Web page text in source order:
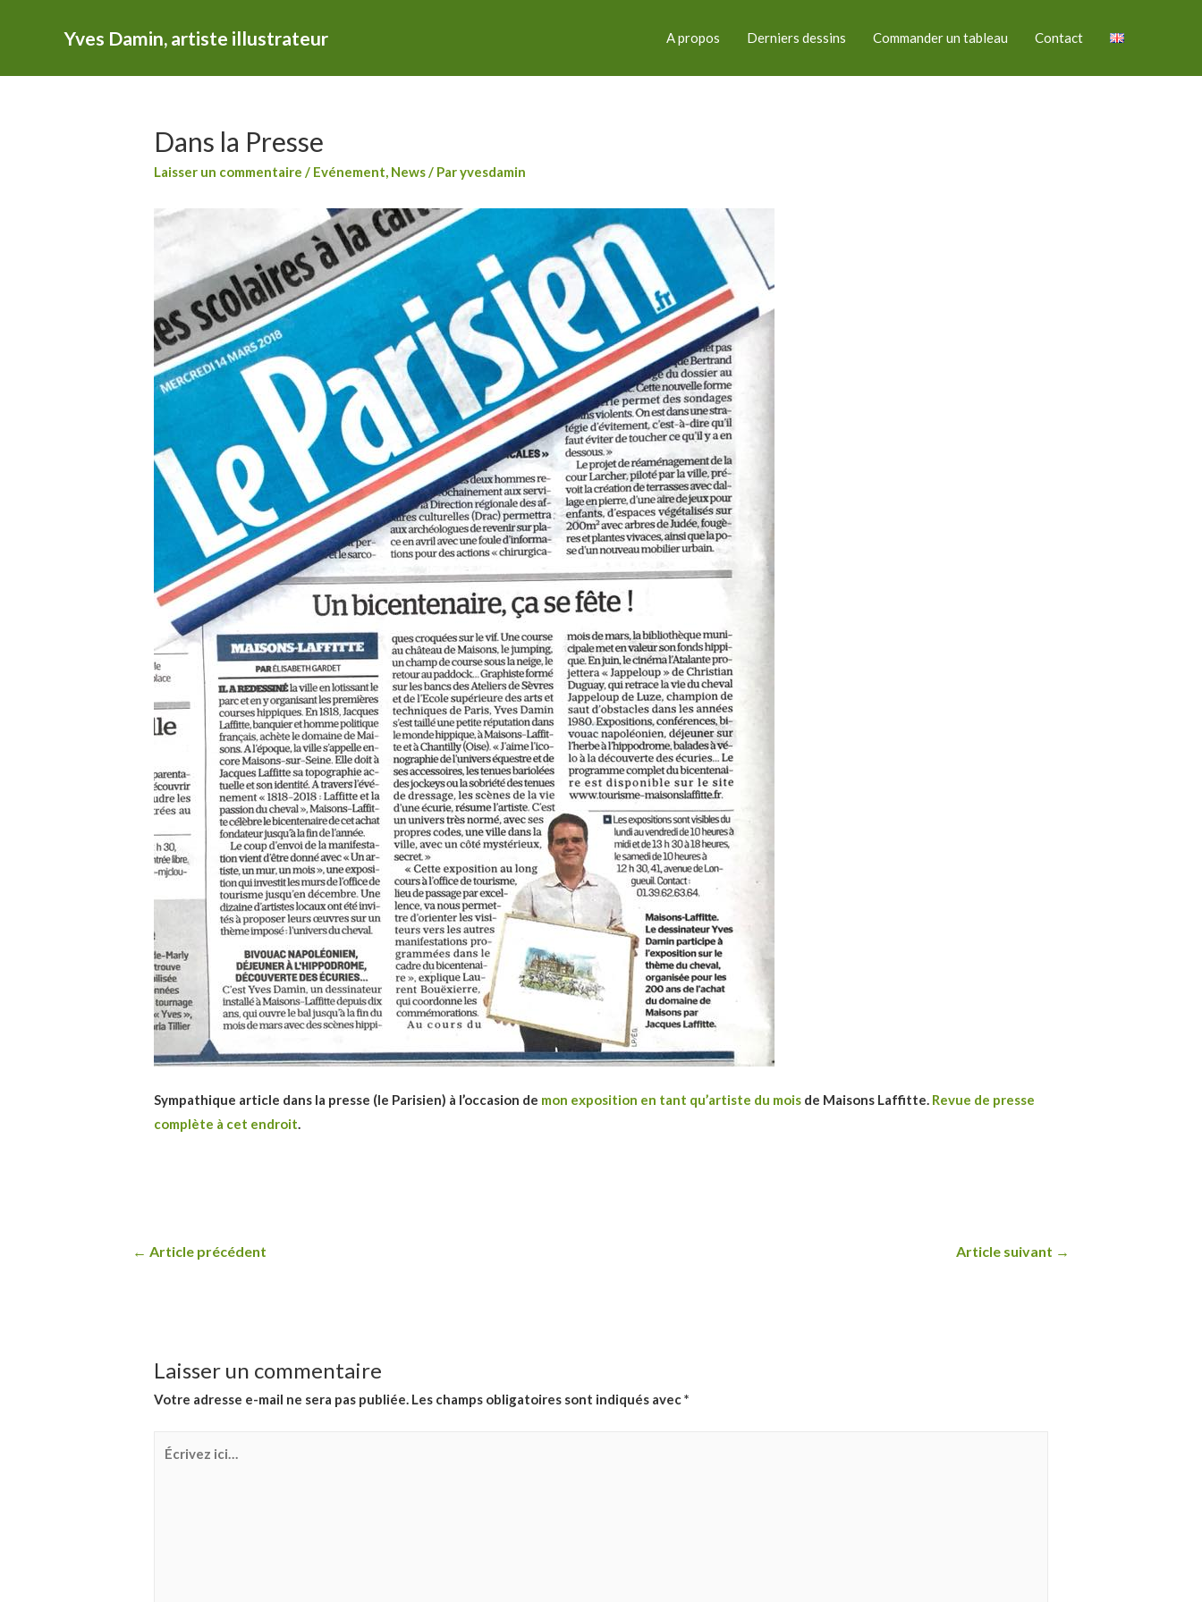
Yves Damin, artiste illustrateur A propos Derniers dessins Commander un tableau Contact
Dans la Presse
Laisser un commentaire / Evénement, News/ Paryvesdamin
Sympathique article dans la presse (le Parisien) à l’occasion de mon exposition en tant qu’artiste du mois de Maisons Laffitte. Revue de presse
complète à cet endroit.
Navigation
← Article précédent Article suivant →
Laisser un commentaire
Votre adresse e-mail ne sera pas publiée. Les champs obligatoires sont indiqués avec*